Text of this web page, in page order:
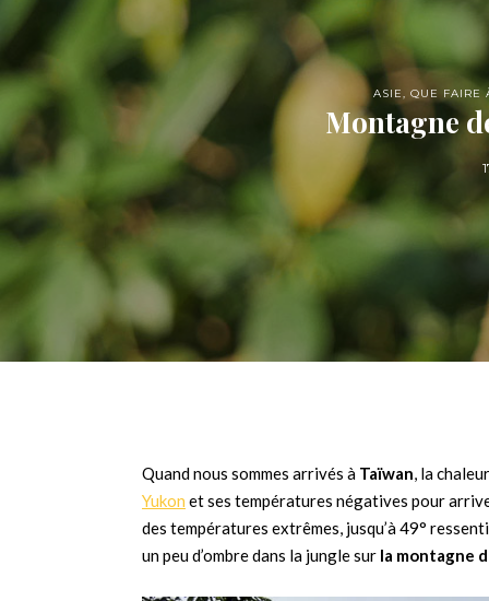
ASIE, QUE FAIRE
Montagne
Quand nous sommes arrivés à Taïwan, la
Yukon et ses températures négatives pour
des températures extrêmes, jusqu’à 49°
un peu d’ombre dans la jungle sur la montagne